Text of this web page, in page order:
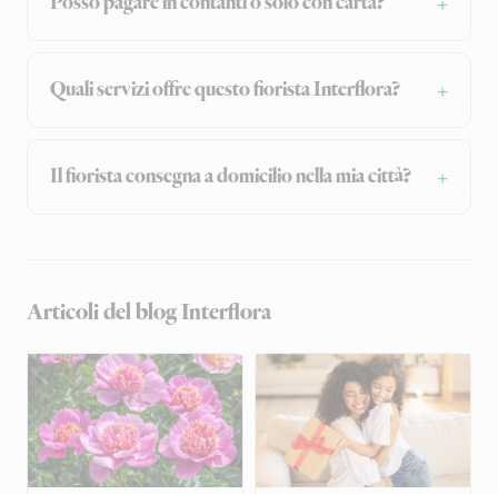
Quali servizi offre questo fiorista Interflora?
Il fiorista consegna a domicilio nella mia città?
Articoli del blog Interflora